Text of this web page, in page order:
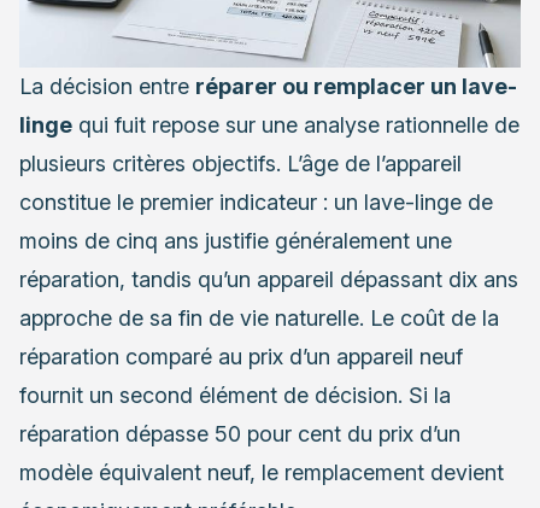
La décision entre réparer ou remplacer un lave-
linge qui fuit repose sur une analyse rationnelle de
plusieurs critères objectifs. L’âge de l’appareil
constitue le premier indicateur : un lave-linge de
moins de cinq ans justifie généralement une
réparation, tandis qu’un appareil dépassant dix ans
approche de sa fin de vie naturelle. Le coût de la
réparation comparé au prix d’un appareil neuf
fournit un second élément de décision. Si la
réparation dépasse 50 pour cent du prix d’un
modèle équivalent neuf, le remplacement devient